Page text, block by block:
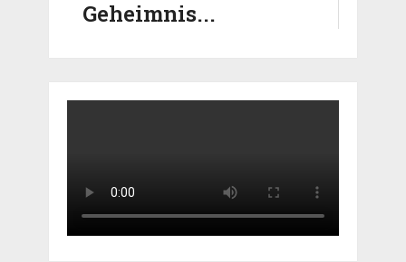
Geheimnis...